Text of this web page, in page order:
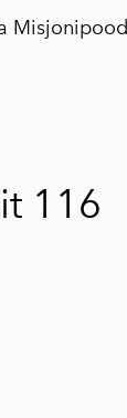
Misjonipood
ostukorvi
116